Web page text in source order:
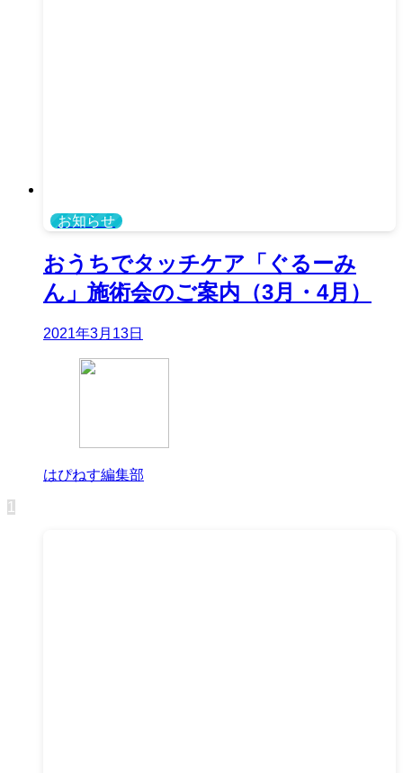
お知らせ
おうちでタッチケア「ぐるーみ
ん」施術会のご案内（3月・4月）
2021年3月13日
はぴねす編集部
1